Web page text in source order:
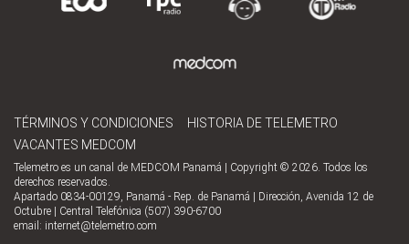
TÉRMINOS Y CONDICIONES
HISTORIA DE TELEMETRO
VACANTES MEDCOM
Telemetro es un canal de MEDCOM Panamá | Copyright © 2026. Todos los
derechos reservados.
Apartado 0834-00129, Panamá - Rep. de Panamá | Dirección, Avenida 12 de
Octubre | Central Telefónica (507) 390-6700
email: internet@telemetro.com